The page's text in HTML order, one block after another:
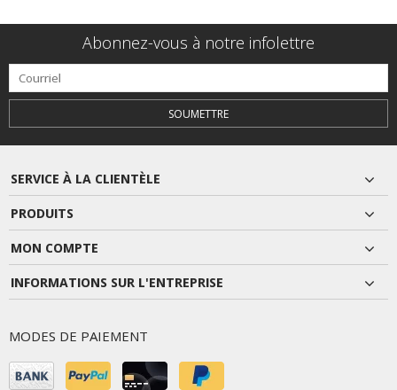
Abonnez-vous à notre infolettre
SOUMETTRE
SERVICE À LA CLIENTÈLE
PRODUITS
MON COMPTE
INFORMATIONS SUR L'ENTREPRISE
MODES DE PAIEMENT